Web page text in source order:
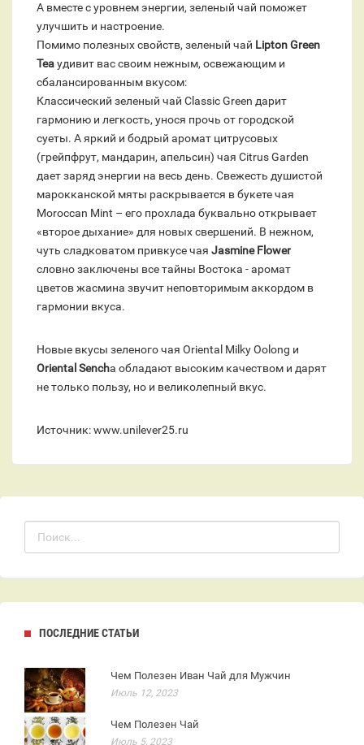
А вместе с уровнем энергии, зеленый чай поможет
улучшить и настроение.
Помимо полезных свойств, зеленый чай Lipton Green
Teaудивит вас своим нежным, освежающим и
сбалансированным вкусом:
Классический зеленый чай Classic Green дарит
гармонию и легкость, унося прочь от городской
суеты. А яркий и бодрый аромат цитрусовых
(грейпфрут, мандарин, апельсин) чая Citrus Garden
дает заряд энергии на весь день. Свежесть душистой
марокканской мяты раскрывается в букете чая
Moroccan Mint – его прохлада буквально открывает
«второе дыхание» для новых свершений. В нежном,
чуть сладковатом привкусе чая Jasmine Flower
словно заключены все тайны Востока - аромат
цветов жасмина звучит неповторимым аккордом в
гармонии вкуса.
Новые вкусы зеленого чая Oriental Milky Oolong и
Oriental Sencha обладают высоким качеством и дарят
не только пользу, но и великолепный вкус.
Источник: www.unilever25.ru
ПОСЛЕДНИЕ СТАТЬИ
Чем Полезен Иван Чай для Мужчин
Июль 12, 2023
Чем Полезен Чай
Июль 5, 2023